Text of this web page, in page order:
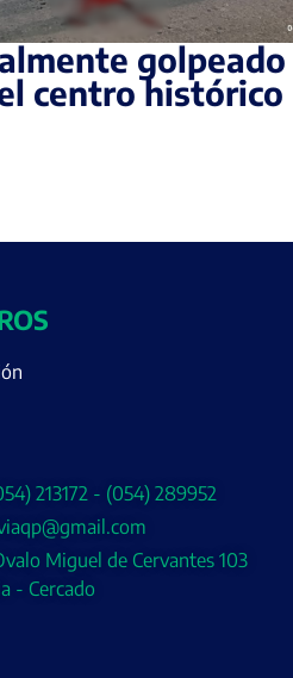
golpeado
centro histórico
213172 - (054) 289952
Miguel de Cervantes 103
- Cercado